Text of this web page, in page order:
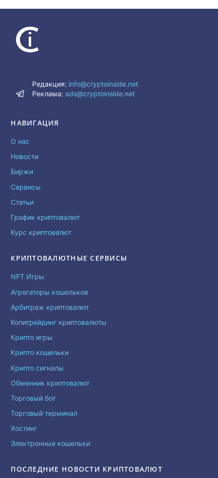
Редакция: info@cryptoinside.net
Реклама:ads@cryptoinside.net
НАВИГАЦИЯ
О нас
Новости
Биржи
Сервисы
Статьи
График криптовалют
Курс криптовалют
КРИПТОВАЛЮТНЫЕ СЕРВИСЫ
NFT Игры
Агрегаторы кошельков
Арбитраж криптовалют
Копитрейдинг криптовалюты
Крипто игры
Крипто кошельки
Крипто сигналы
Обменник криптовалют
Торговый бот
Торговый терминал
Хостинг
Электронные кошельки
ПОСЛЕДНИЕ НОВОСТИ КРИПТОВАЛЮТ